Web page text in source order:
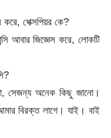
শেক্সপিয়র কে?
আবার জিজ্ঞেস করে, লোকটি
সেজন্য অনেক কিছু জানো।
বিরক্ত লাগে। যাই। বাই